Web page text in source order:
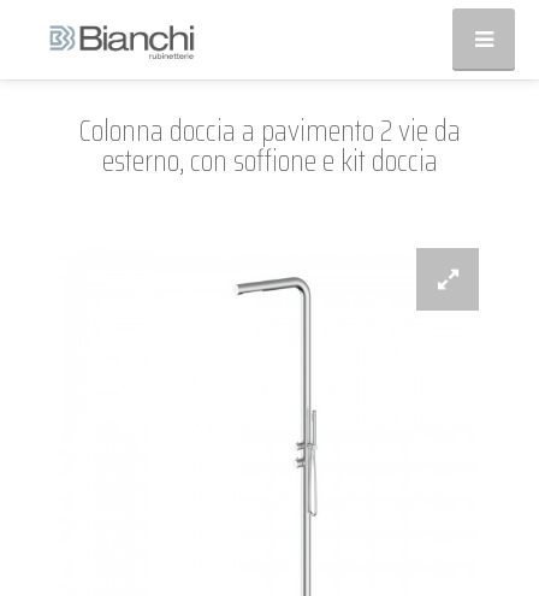
Colonna doccia a pavimento 2 vie da
esterno, con soffione e kit doccia